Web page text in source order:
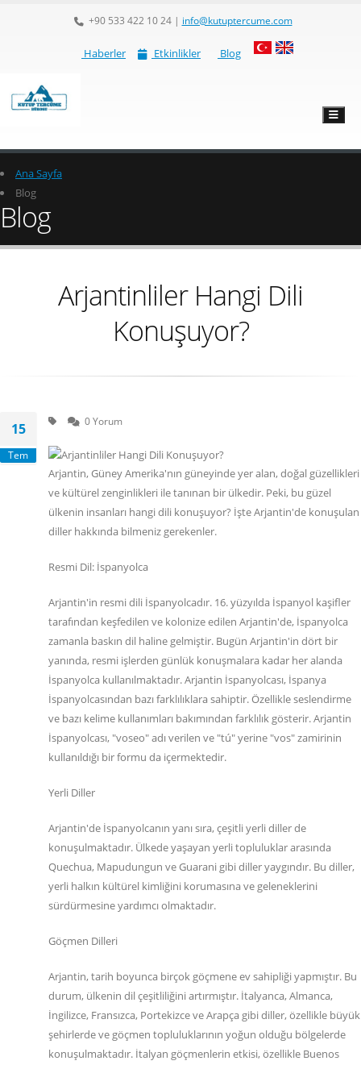
+90 533 422 10 24| info@kutuptercume.com
Haberler Etkinlikler Blog
Ana Sayfa
Blog
Blog
Arjantinliler Hangi Dili
Konuşuyor?
15
Tem
0 Yorum
Arjantin, Güney Amerika'nın güneyinde yer alan, doğal güzellikleri
ve kültürel zenginlikleri ile tanınan bir ülkedir. Peki, bu güzel
ülkenin insanları hangi dili konuşuyor? İşte Arjantin'de konuşulan
diller hakkında bilmeniz gerekenler.
Resmi Dil: İspanyolca
Arjantin'in resmi dili İspanyolcadır. 16. yüzyılda İspanyol kaşifler
tarafından keşfedilen ve kolonize edilen Arjantin'de, İspanyolca
zamanla baskın dil haline gelmiştir. Bugün Arjantin'in dört bir
yanında, resmi işlerden günlük konuşmalara kadar her alanda
İspanyolca kullanılmaktadır. Arjantin İspanyolcası, İspanya
İspanyolcasından bazı farklılıklara sahiptir. Özellikle seslendirme
ve bazı kelime kullanımları bakımından farklılık gösterir. Arjantin
İspanyolcası, "voseo" adı verilen ve "tú" yerine "vos" zamirinin
kullanıldığı bir formu da içermektedir.
Yerli Diller
Arjantin'de İspanyolcanın yanı sıra, çeşitli yerli diller de
konuşulmaktadır. Ülkede yaşayan yerli topluluklar arasında
Quechua, Mapudungun ve Guarani gibi diller yaygındır. Bu diller,
yerli halkın kültürel kimliğini korumasına ve geleneklerini
sürdürmesine yardımcı olmaktadır.
Göçmen Dilleri
Arjantin, tarih boyunca birçok göçmene ev sahipliği yapmıştır. Bu
durum, ülkenin dil çeşitliliğini artırmıştır. İtalyanca, Almanca,
İngilizce, Fransızca, Portekizce ve Arapça gibi diller, özellikle büyük
şehirlerde ve göçmen topluluklarının yoğun olduğu bölgelerde
konuşulmaktadır. İtalyan göçmenlerin etkisi, özellikle Buenos